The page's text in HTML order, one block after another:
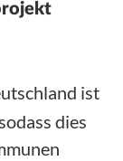
ist
dies